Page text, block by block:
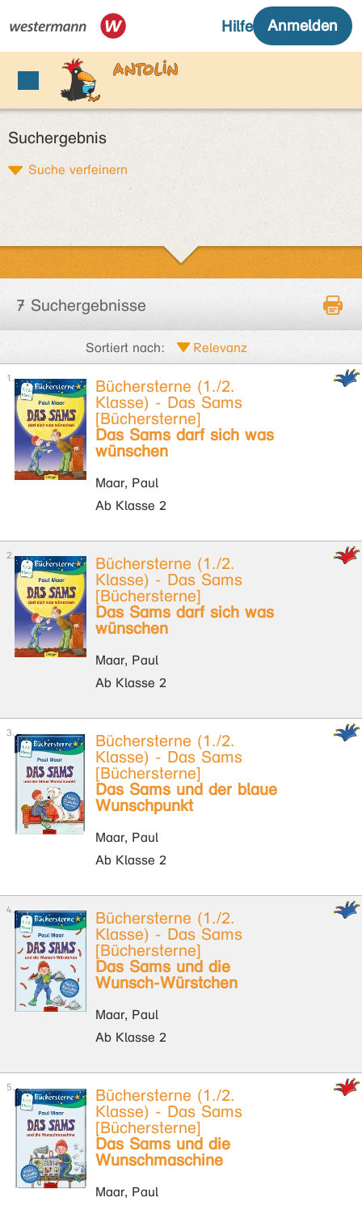
Suchergebnis
Suche verfeinern
7 Suchergebnisse
Sortiert nach:
Büchersterne (1./2.
Klasse) - Das Sams
[Büchersterne]
Das Sams darf sich was
wünschen
Maar, Paul
Ab Klasse 2
Büchersterne (1./2.
Klasse) - Das Sams
[Büchersterne]
Das Sams darf sich was
wünschen
Maar, Paul
Ab Klasse 2
Büchersterne (1./2.
Klasse) - Das Sams
[Büchersterne]
Das Sams und der blaue
Wunschpunkt
Maar, Paul
Ab Klasse 2
Büchersterne (1./2.
Klasse) - Das Sams
[Büchersterne]
Das Sams und die
Wunsch-Würstchen
Maar, Paul
Ab Klasse 2
Büchersterne (1./2.
Klasse) - Das Sams
[Büchersterne]
Das Sams und die
Wunschmaschine
Maar, Paul